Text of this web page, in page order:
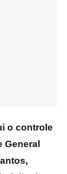
o controle